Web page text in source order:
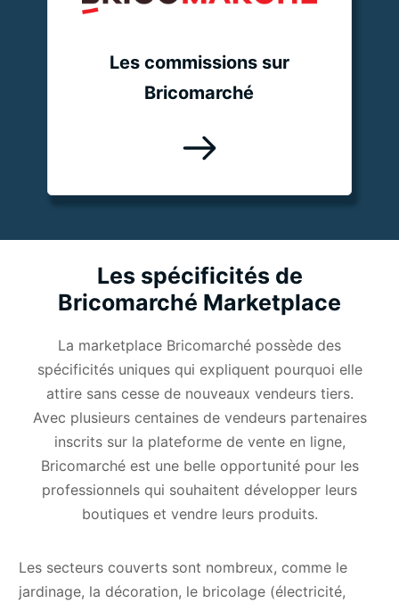
Les commissions sur
Bricomarché
Les spécificités de
Bricomarché Marketplace
La marketplace Bricomarché possède des
spécificités uniques qui expliquent pourquoi elle
attire sans cesse de nouveaux vendeurs tiers.
Avec plusieurs centaines de vendeurs partenaires
inscrits sur la plateforme de vente en ligne,
Bricomarché est une belle opportunité pour les
professionnels qui souhaitent développer leurs
boutiques et vendre leurs produits.
Les secteurs couverts sont nombreux, comme le
jardinage, la décoration, le bricolage (électricité,